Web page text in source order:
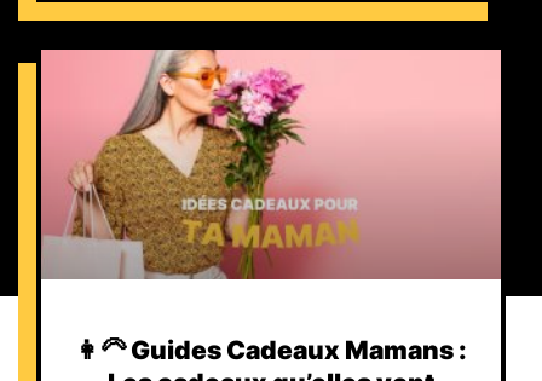
👩‍🦳 Guides Cadeaux Mamans :